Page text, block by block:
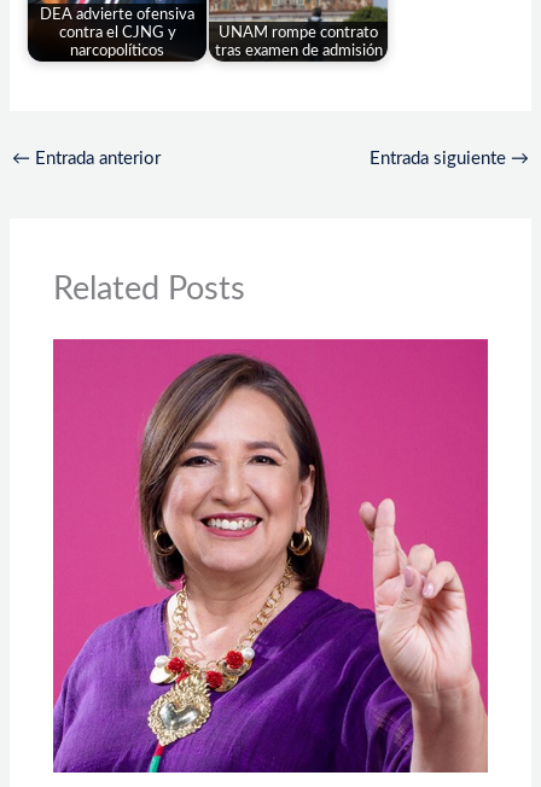
DEA advierte ofensiva
contra el CJNG y
narcopolíticos
UNAM rompe contrato
tras examen de admisión
← Entrada anterior Entrada siguiente →
Related Posts